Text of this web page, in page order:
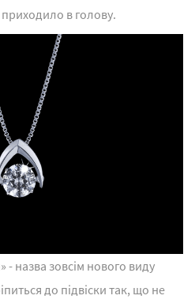
в голову.
назва зовсім нового виду
до підвіски так, що не